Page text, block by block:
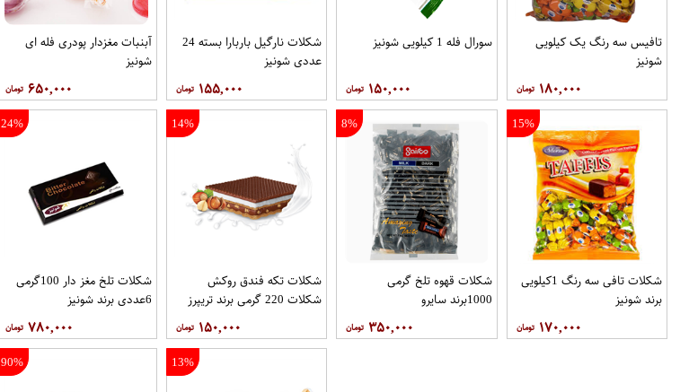
تافیس سه رنگ یک کیلویی
شونیز
۱۸۰,۰۰۰
سورال فله 1 کیلویی شونیز
۱۵۰,۰۰۰
شکلات نارگیل باربارا بسته 24
عددی شونیز
۱۵۵,۰۰۰
آبنبات مغزدار پودری فله ای
شونیز
۶۵۰,۰۰۰
15%
شکلات تافی سه رنگ 1کیلویی
برند شونیز
۱۷۰,۰۰۰
8%
شکلات قهوه تلخ گرمی
1000برند سایرو
۳۵۰,۰۰۰
14%
شکلات تکه فندق روکش
شکلات 220 گرمی برند تریپرز
۱۵۰,۰۰۰
24%
شکلات تلخ مغز دار 100گرمی
6عددی برند شونیز
۷۸۰,۰۰۰
13%
90%